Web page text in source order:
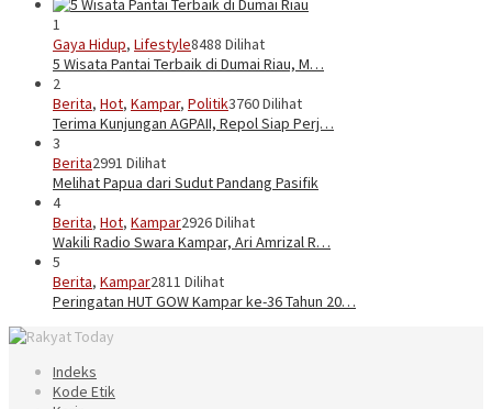
1
Gaya Hidup, Lifestyle8488 Dilihat
5 Wisata Pantai Terbaik di Dumai Riau, M…
2
Berita, Hot, Kampar, Politik3760 Dilihat
Terima Kunjungan AGPAII, Repol Siap Perj…
3
Berita2991 Dilihat
Melihat Papua dari Sudut Pandang Pasifik
4
Berita, Hot, Kampar2926 Dilihat
Wakili Radio Swara Kampar, Ari Amrizal R…
5
Berita, Kampar2811 Dilihat
Peringatan HUT GOW Kampar ke-36 Tahun 20…
Indeks
Kode Etik